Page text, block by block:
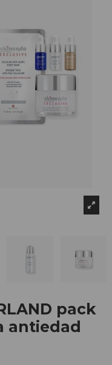
pack
antiedad